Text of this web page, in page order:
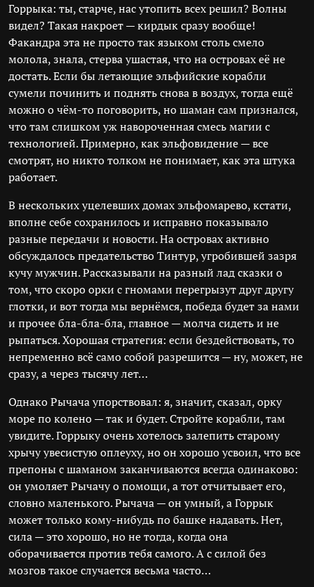
Горрыка: ты, старче, нас утопить всех решил? Волны
видел? Такая накроет — кирдык сразу вообще!
Факандра эта не просто так языком столь смело
молола, знала, стерва ушастая, что на островах её не
достать. Если бы летающие эльфийские корабли
сумели починить и поднять снова в воздух, тогда ещё
можно о чём-то поговорить, но шаман сам признался,
что там слишком уж навороченная смесь магии с
технологией. Примерно, как эльфовидение — все
смотрят, но никто толком не понимает, как эта штука
работает.
В нескольких уцелевших домах эльфомарево, кстати,
вполне себе сохранилось и исправно показывало
разные передачи и новости. На островах активно
обсуждалось предательство Тинтур, угробившей зазря
кучу мужчин. Рассказывали на разный лад сказки о
том, что скоро орки с гномами перегрызут друг другу
глотки, и вот тогда мы вернёмся, победа будет за нами
и прочее бла-бла-бла, главное — молча сидеть и не
рыпаться. Хорошая стратегия: если бездействовать, то
непременно всё само собой разрешится — ну, может, не
сразу, а через тысячу лет…
Однако Рычача упорствовал: я, значит, сказал, орку
море по колено — так и будет. Стройте корабли, там
увидите. Горрыку очень хотелось залепить старому
хрычу увесистую оплеуху, но он хорошо усвоил, что все
препоны с шаманом заканчиваются всегда одинаково:
он умоляет Рычачу о помощи, а тот отчитывает его,
словно маленького. Рычача — он умный, а Горрык
может только кому-нибудь по башке надавать. Нет,
сила — это хорошо, но не тогда, когда она
оборачивается против тебя самого. А с силой без
мозгов такое случается весьма часто…